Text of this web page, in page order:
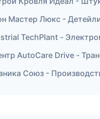
Мастер Люкс -
TechPlant -
AutoCare Drive -
Союз -